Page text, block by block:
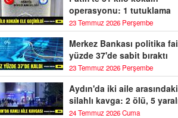
operasyonu: 1 tutuklama
23 Temmuz 2026 Perşembe
Merkez Bankası politika
yüzde 37'de sabit bıraktı
23 Temmuz 2026 Perşembe
Aydın'da iki aile arasındaki
silahlı kavga: 2 ölü, 5
24 Temmuz 2026 Cuma